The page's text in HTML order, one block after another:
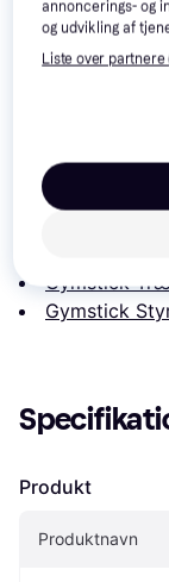
Læs om
Laveste pris for
Det er den
Gymstick
Gymstick
Produkt
Produktnavn
annoncerings- og
og udvikling af
Liste over